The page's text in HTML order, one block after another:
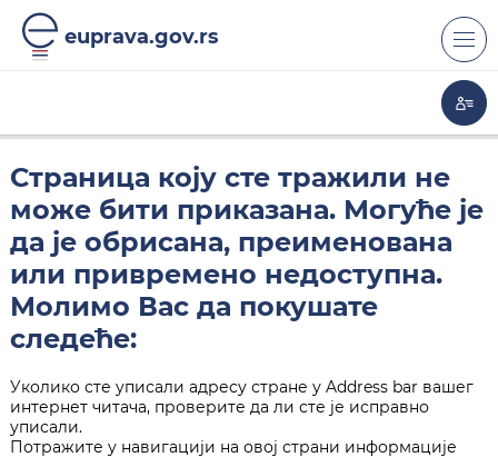
euprava.gov.rs
Страница коју сте тражили не
може бити приказана. Могуће је
да је обрисана, преименована
или привремено недоступна.
Молимо Вас да покушате
следеће:
Уколико сте уписали адресу стране у Address bar вашег
интернет читача, проверите да ли сте је исправно
уписали.
Потражите у навигацији на овој страни информације